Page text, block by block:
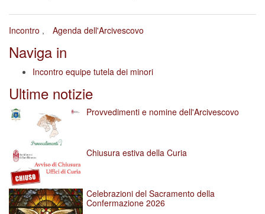
Incontro Agenda dell'Arcivescovo
Naviga in
Incontro equipe tutela dei minori
Ultime notizie
Provvedimenti e nomine dell'Arcivescovo
Chiusura estiva della Curia
Celebrazioni del Sacramento della
Confermazione 2026